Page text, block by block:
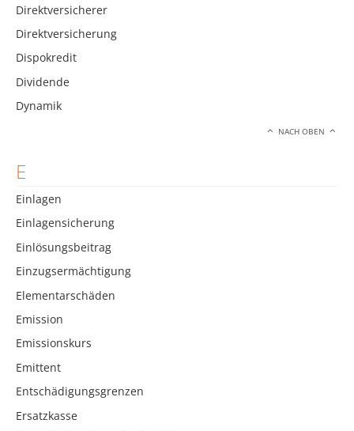
Direktversicherer
Direktversicherung
Dispokredit
Dividende
Dynamik
NACH OBEN
E
Einlagen
Einlagensicherung
Einlösungsbeitrag
Einzugsermächtigung
Elementarschäden
Emission
Emissionskurs
Emittent
Entschädigungsgrenzen
Ersatzkasse